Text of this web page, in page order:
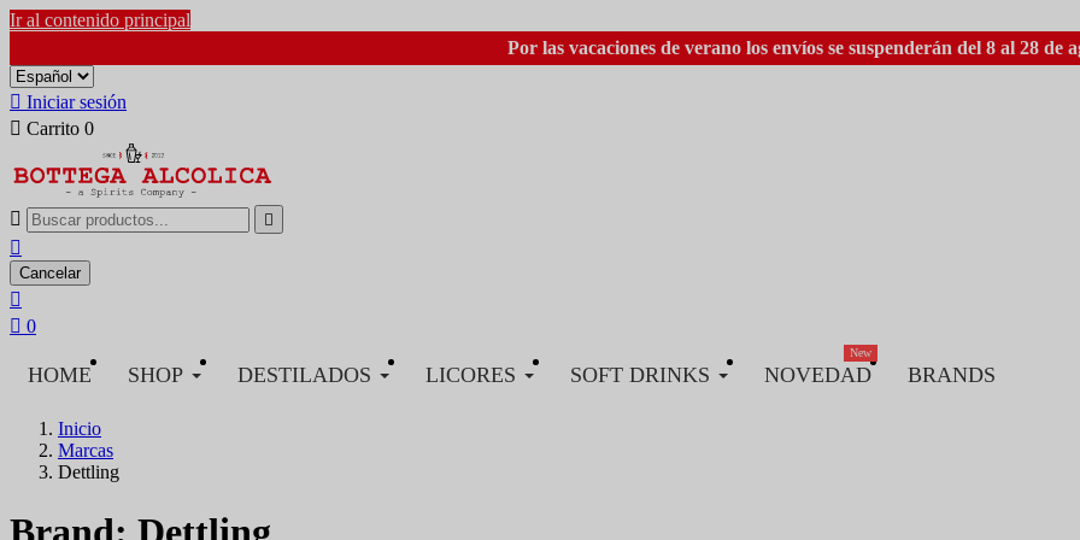
Ir al contenido principal
Por las vacaciones de verano los envíos se suspenderán del 8 al 28 de
 Iniciar sesión
 Carrito 0
 

Cancelar

 0
HOME SHOP DESTILADOS LICORES SOFT DRINKS NOVEDAD
New
BRANDS
Inicio
Marcas
Dettling
Brand: Dettling